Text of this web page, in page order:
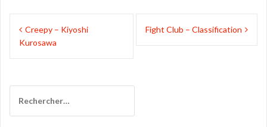
Navigation
deCreepy – Kiyoshi
Kurosawa
Fight Club – Classification